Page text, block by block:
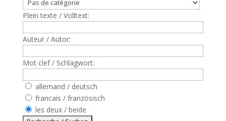
Plein texte / Volltext:
Auteur / Autor:
Mot clef / Schlagwort:
allemand / deutsch
francais / französisch
les deux / beide